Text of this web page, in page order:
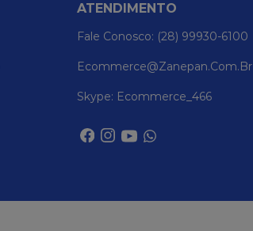
ATENDIMENTO
Fale Conosco: (28) 99930-6100
Ecommerce@zanepan.com.br
Skype: Ecommerce_466